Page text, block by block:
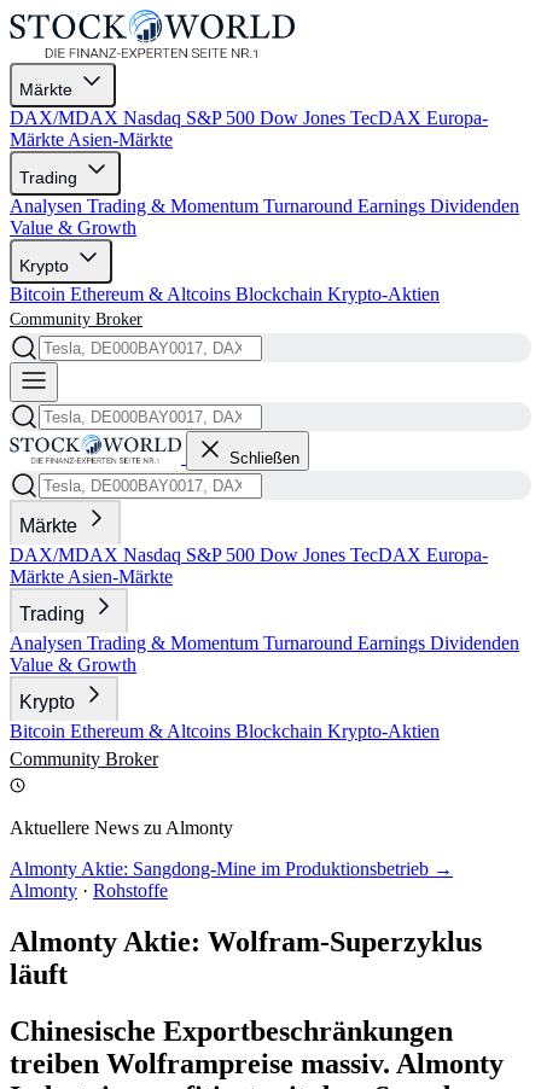
Märkte
DAX/MDAX Nasdaq S&P 500 Dow Jones TecDAX Europa-
Märkte Asien-Märkte
Trading
Analysen Trading & Momentum Turnaround Earnings Dividenden
Value & Growth
Krypto
Bitcoin Ethereum & Altcoins Blockchain Krypto-Aktien
Community Broker
Schließen
Märkte
DAX/MDAX Nasdaq S&P 500 Dow Jones TecDAX Europa-
Märkte Asien-Märkte
Trading
Analysen Trading & Momentum Turnaround Earnings Dividenden
Value & Growth
Krypto
Bitcoin Ethereum & Altcoins Blockchain Krypto-Aktien
Community Broker
Aktuellere News zu Almonty
Almonty Aktie: Sangdong-Mine im Produktionsbetrieb →
Almonty · Rohstoffe
Almonty Aktie: Wolfram-Superzyklus
läuft
Chinesische Exportbeschränkungen
treiben Wolframpreise massiv. Almonty